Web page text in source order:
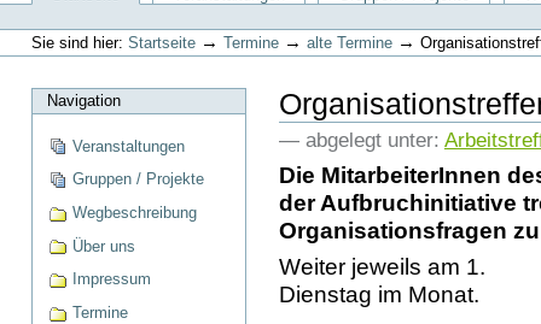
Benutzerspezifische
Werkzeuge
Sie sind hier: Startseite → Termine → alte Termine →
Navigation
Veranstaltungen
Gruppen / Projekte
Wegbeschreibung
Über uns
Impressum
Termine
— abgelegt unter:
Die MitarbeiterInnen
der Aufbruchinitiative
Organisationsfragen
Weiter jeweils am 1.
Dienstag im Monat.